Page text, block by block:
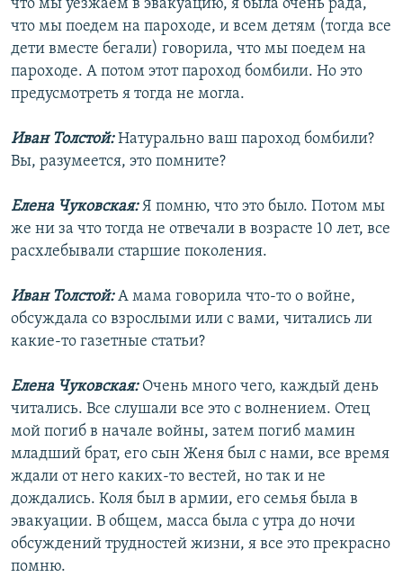
что мы уезжаем в эвакуацию, я была очень рада,
что мы поедем на пароходе, и всем детям (тогда все
дети вместе бегали) говорила, что мы поедем на
пароходе. А потом этот пароход бомбили. Но это
предусмотреть я тогда не могла.
Иван Толстой:Натурально ваш пароход бомбили?
Вы, разумеется, это помните?
Елена Чуковская:Я помню, что это было. Потом мы
же ни за что тогда не отвечали в возрасте 10 лет, все
расхлебывали старшие поколения.
Иван Толстой:А мама говорила что-то о войне,
обсуждала со взрослыми или с вами, читались ли
какие-то газетные статьи?
Елена Чуковская: Очень много чего, каждый день
читались. Все слушали все это с волнением. Отец
мой погиб в начале войны, затем погиб мамин
младший брат, его сын Женя был с нами, все время
ждали от него каких-то вестей, но так и не
дождались. Коля был в армии, его семья была в
эвакуации. В общем, масса была с утра до ночи
обсуждений трудностей жизни, я все это прекрасно
помню.